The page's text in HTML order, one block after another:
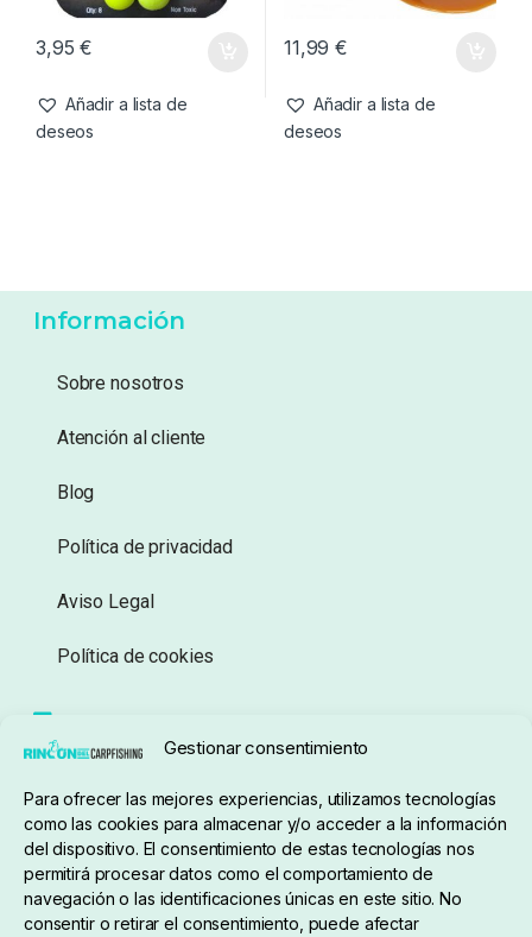
Gestionar consentimiento
Para ofrecer las mejores experiencias, utilizamos tecnologías
como las cookies para almacenar y/o acceder a la información
del dispositivo. El consentimiento de estas tecnologías nos
permitirá procesar datos como el comportamiento de
navegación o las identificaciones únicas en este sitio. No
consentir o retirar el consentimiento, puede afectar
3,95€
Añadir a lista de
deseos
11,99€
Añadir a lista de
deseos
Información
Sobre nosotros
Atención al cliente
Blog
Política de privacidad
Aviso Legal
Política de cookies